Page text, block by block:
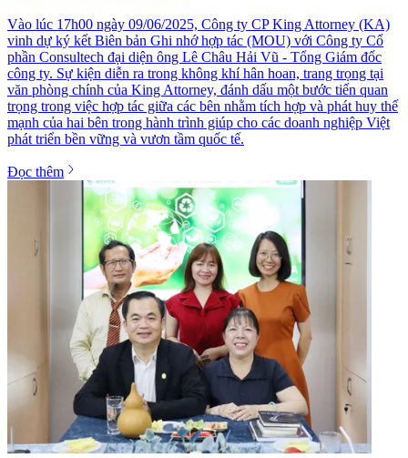
Vào lúc 17h00 ngày 09/06/2025, Công ty CP King Attorney (KA)
vinh dự ký kết Biên bản Ghi nhớ hợp tác (MOU) với Công ty Cổ
phần Consultech đại diện ông Lê Châu Hải Vũ - Tổng Giám đốc
công ty. Sự kiện diễn ra trong không khí hân hoan, trang trọng tại
văn phòng chính của King Attorney, đánh dấu một bước tiến quan
trọng trong việc hợp tác giữa các bên nhằm tích hợp và phát huy thế
mạnh của hai bên trong hành trình giúp cho các doanh nghiệp Việt
phát triển bền vững và vươn tầm quốc tế.
Đọc thêm